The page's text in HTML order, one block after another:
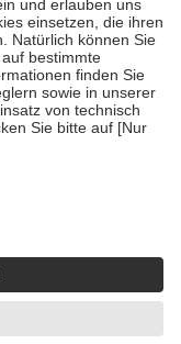
18. Lebensjahr
die von der
echte Bewertungen
künstlicher